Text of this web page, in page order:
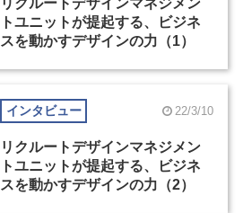
リクルートデザインマネジメン
トユニットが提起する、ビジネ
スを動かすデザインの力（1）
インタビュー 22/3/10
リクルートデザインマネジメン
トユニットが提起する、ビジネ
スを動かすデザインの力（2）